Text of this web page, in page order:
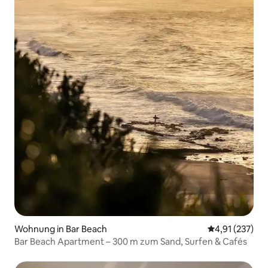
Wohnung in Bar Beach
4,91 (237)
Bar Beach Apartment – 300 m zum Sand, Surfen & Cafés